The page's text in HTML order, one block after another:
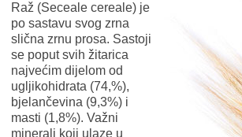
Raž (Seceale cereale) je
po sastavu svog zrna
slična zrnu prosa. Sastoji
se poput svih žitarica
najvećim dijelom od
ugljikohidrata (74,%),
bjelančevina (9,3%) i
masti (1,8%). Važni
minerali koji ulaze u